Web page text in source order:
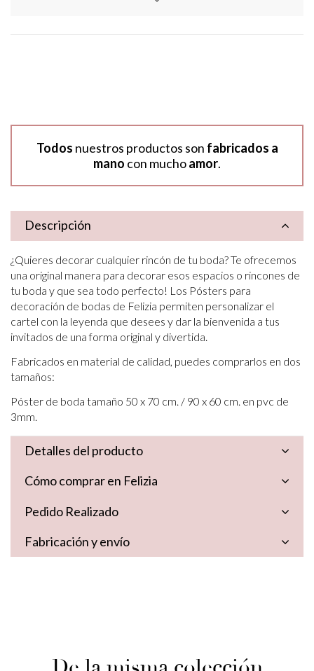
Todos nuestros productos son fabricados a
mano con muchoamor.
Descripción
¿Quieres decorar cualquier rincón de tu boda? Te ofrecemos
una original manera para decorar esos espacios o rincones de
tu boda y que sea todo perfecto! Los Pósters para
decoración de bodas de Felizia permiten personalizar el
cartel con la leyenda que desees y dar la bienvenida a tus
invitados de una forma original y divertida.
Fabricados en material de calidad, puedes comprarlos en dos
tamaños:
Póster de boda tamaño 50 x 70 cm. / 90 x 60 cm. en pvc de
3mm.
Detalles del producto
Cómo comprar en Felizia
Pedido Realizado
Fabricación y envío